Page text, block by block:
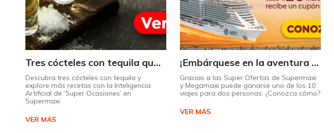
Tres cócteles con tequila que no puede dejar de probar gracias a nuestra IA.
Descubra tres cócteles con tequila y
explore más recetas con la Inteligencia
Artificial de ‘Super Ocasiones’ en
Supermaxi
VER MÁS
¡Embárquese en la aventura de su vida con Supermaxi!
Gracias a las Super Ofertas de Supermaxi
y Megamaxi puede ganarse uno de los 10
viajes para dos personas. ¿Conozca cómo?
VER MÁS